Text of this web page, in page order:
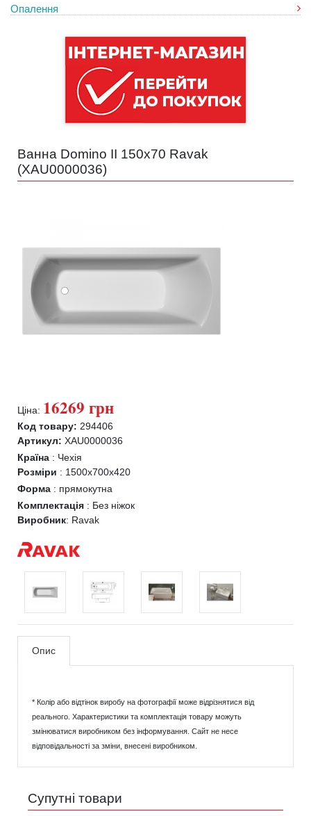
Опалення
Ванна Domino II 150x70 Ravak
(XAU0000036)
Ціна: 16269 грн
Код товару: 294406
Артикул: XAU0000036
Країна : Чехія
Розміри : 1500x700x420
Форма : прямокутна
Комплектація : Без ніжок
Виробник: Ravak
Опис
* Колір або відтінок виробу на фотографії може відрізнятися від
реального. Характеристики та комплектація товару можуть
змінюватися виробником без інформування. Сайт не несе
відповідальності за зміни, внесені виробником.
Супутні товари